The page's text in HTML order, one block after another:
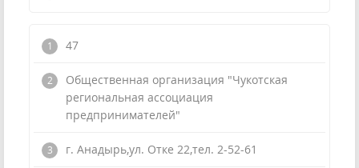
47
Общественная организация "Чукотская
региональная ассоциация
предпринимателей"
г. Анадырь,ул. Отке 22,тел. 2-52-61